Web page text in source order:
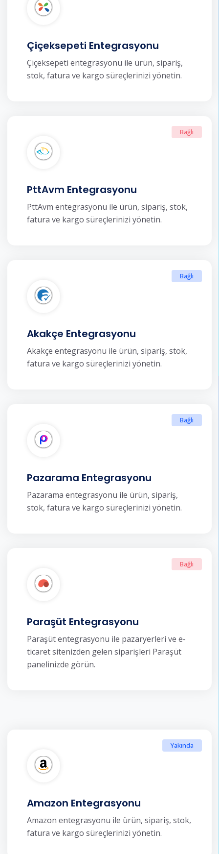
Çiçeksepeti Entegrasyonu
Çiçeksepeti entegrasyonu ile ürün, sipariş,
stok, fatura ve kargo süreçlerinizi yönetin.
PttAvm Entegrasyonu
PttAvm entegrasyonu ile ürün, sipariş, stok,
fatura ve kargo süreçlerinizi yönetin.
Bağlı
Akakçe Entegrasyonu
Akakçe entegrasyonu ile ürün, sipariş, stok,
fatura ve kargo süreçlerinizi yönetin.
Bağlı
Pazarama Entegrasyonu
Pazarama entegrasyonu ile ürün, sipariş,
stok, fatura ve kargo süreçlerinizi yönetin.
Bağlı
Paraşüt Entegrasyonu
Paraşüt entegrasyonu ile pazaryerleri ve e-
ticaret sitenizden gelen siparişleri Paraşüt
panelinizde görün.
Bağlı
Amazon Entegrasyonu
Amazon entegrasyonu ile ürün, sipariş, stok,
fatura ve kargo süreçlerinizi yönetin.
Yakında